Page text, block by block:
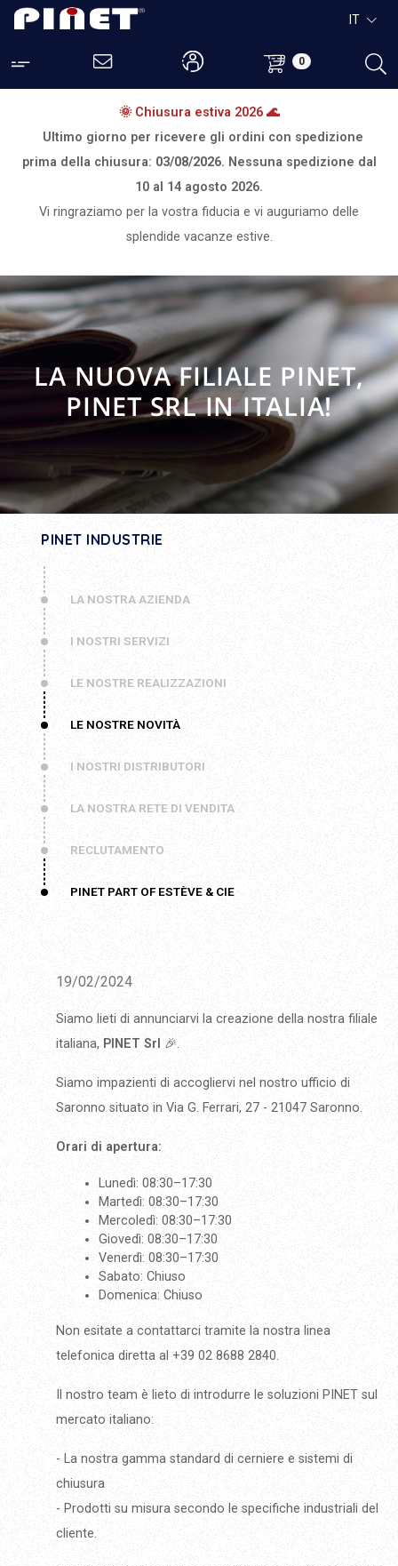
0
IT
🌞 Chiusura estiva 2026 🌊
Ultimo giorno per ricevere gli ordini con spedizione
prima della chiusura: 03/08/2026. Nessuna spedizione dal
10 al 14 agosto 2026.
Vi ringraziamo per la vostra fiducia e vi auguriamo delle
splendide vacanze estive.
LA NUOVA FILIALE PINET,
PINET SRL IN ITALIA!
PINET INDUSTRIE
LA NOSTRA AZIENDA
I NOSTRI SERVIZI
LE NOSTRE REALIZZAZIONI
LE NOSTRE NOVITÀ
I NOSTRI DISTRIBUTORI
LA NOSTRA RETE DI VENDITA
RECLUTAMENTO
PINET PART OF ESTÈVE & CIE
19/02/2024
Siamo lieti di annunciarvi la creazione della nostra filiale
italiana, PINET Srl 🎉.
Siamo impazienti di accogliervi nel nostro ufficio di
Saronno situato in Via G. Ferrari, 27 - 21047 Saronno.
Orari di apertura:
Lunedì: 08:30–17:30
Martedì: 08:30–17:30
Mercoledì: 08:30–17:30
Giovedì: 08:30–17:30
Venerdì: 08:30–17:30
Sabato: Chiuso
Domenica: Chiuso
Non esitate a contattarci tramite la nostra linea
telefonica diretta al +39 02 8688 2840.
Il nostro team è lieto di introdurre le soluzioni PINET sul
mercato italiano:
- La nostra gamma standard di cerniere e sistemi di
chiusura
- Prodotti su misura secondo le specifiche industriali del
cliente.